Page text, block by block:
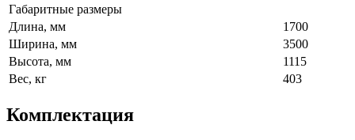
Габаритные размеры
Длина, мм
1700
Ширина, мм
3500
Высота, мм
1115
Вес, кг
403
Комплектация